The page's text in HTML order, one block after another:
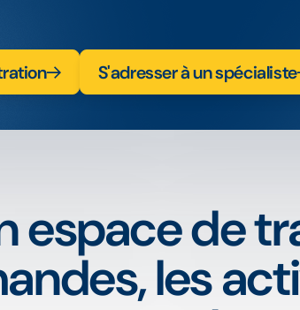
S'adresser à un spécialiste
espace de
les